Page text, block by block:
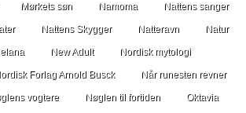
Mørkets søn Namoma Nattens sanger
Nattens Skygger Natteravn Natur
New Adult Nordisk mytologi
Forlag Arnold Busck Når runesten revner
vogtere Nøglen til fortiden Oktavia